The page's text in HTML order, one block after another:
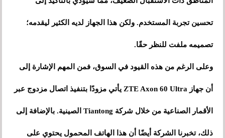
تحسين تجربة المستخدم. ولكن هذا الجهاز لديه الكثير ليقدمه؛
تصميمه ملفت للنظر حقًا.
وعلى الرغم من هذه القيود في السوق، فمن المهم الإشارة إلى
أن جهاز ZTE Axon 60 Ultra يأتي مزودًا بتنفيذ اتصال مزدوج عبر
الأقمار الصناعية من خلال شركة Tiantong الصينية. بالإضافة إلى
ذلك، تخبرنا الشركة أيضًا أن هذا الهاتف المحمول يحتوي على